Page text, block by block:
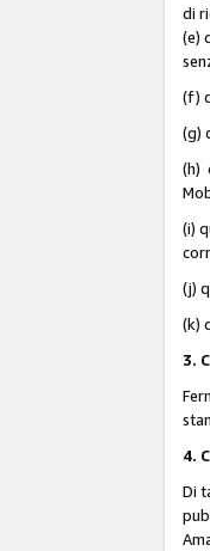
di
(e)
(f)
(g)
(h)
(i)
(j)
(k)
3.
4.
Di